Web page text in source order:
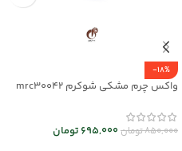
-18%
واکس چرم مشکی شوکرم mrc30042
850,000تومان695,000 تومان